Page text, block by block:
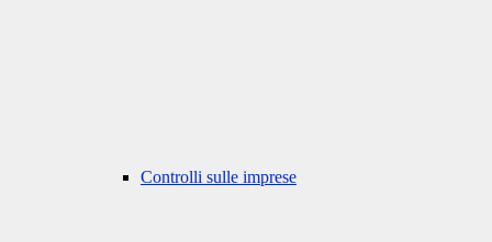
Controlli sulle imprese